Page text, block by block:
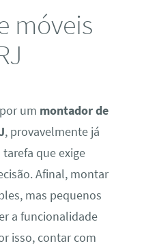
móveis
um montador de
, provavelmente já
que exige
Afinal, montar
mas pequenos
a funcionalidade
isso, contar com